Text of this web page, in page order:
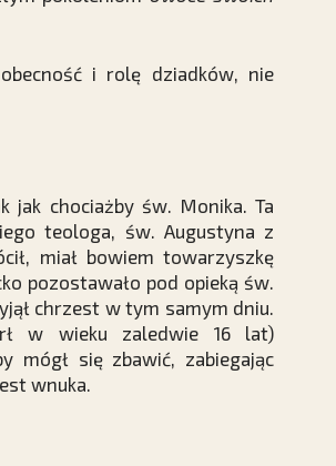
i rolę dziadków, nie
jak chociażby św. Monika. Ta
teologa, św. Augustyna z
miał bowiem towarzyszkę
pozostawało pod opieką św.
chrzest w tym samym dniu.
w wieku zaledwie 16 lat)
mógł się zbawić, zabiegając
wnuka.